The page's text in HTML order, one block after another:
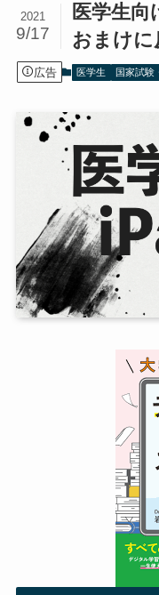
医学生向
おまけに
2021
9/17
広告 医学生 国家試験